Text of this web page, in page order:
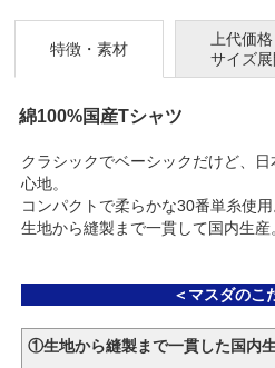
特徴・素材
上代価格
サイズ展
綿100%国産Tシャツ
クラシックでベーシックだけど、
心地。
コンパクトで柔らかな30番単糸使用
生地から縫製まで一貫して国内生産
＜マスダのこ
①生地から縫製まで一貫した国内